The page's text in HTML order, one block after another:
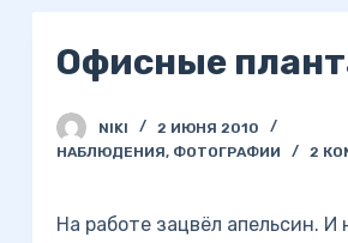
Офисные
NIKI
2 ИЮНЯ 2010
НАБЛЮДЕНИЯ, ФОТОГРАФИИ 2
На работе зацвёл апельсин. И